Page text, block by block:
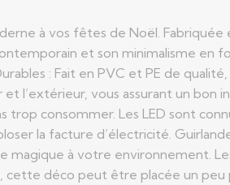
à vos fêtes de Noël. Fabriquée
et son minimalisme
: Fait en PVC et PE de
l’extérieur, vous assurant un bon
trop consommer. Les LED sont
la facture d’électricité.
à votre environnement.
cette déco peut être placée un